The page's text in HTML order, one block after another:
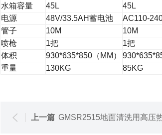
水箱容量
45L
45L
电源
48V/33.5AH蓄电池
AC110-
管子
10M
10M
喷枪
1把 1把
体积
930*635*850 （ MM ）
重量
130KG 85KG
上一篇 GMSR2515地面清洗用高压